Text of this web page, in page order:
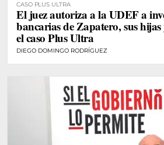
CASO PLUS ULTRA
El juez autoriza a la UDEF a
bancarias de Zapatero, sus
el caso Plus Ultra
DIEGO DOMINGO RODRÍGUEZ